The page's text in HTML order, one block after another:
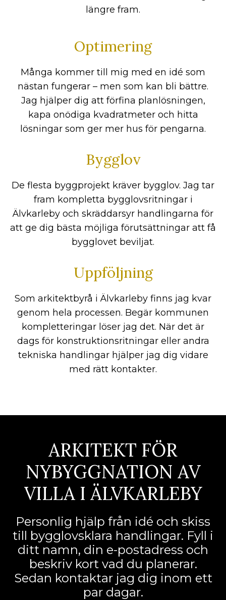
längre fram.
Optimering
Många kommer till mig med en idé som
nästan fungerar – men som kan bli bättre.
Jag hjälper dig att förfina planlösningen,
kapa onödiga kvadratmeter och hitta
lösningar som ger mer hus för pengarna.
Bygglov
De flesta byggprojekt kräver bygglov. Jag tar
fram kompletta bygglovsritningar i
Älvkarleby och skräddarsyr handlingarna för
att ge dig bästa möjliga förutsättningar att få
bygglovet beviljat.
Uppföljning
Som arkitektbyrå i Älvkarleby finns jag kvar
genom hela processen. Begär kommunen
kompletteringar löser jag det. När det är
dags för konstruktionsritningar eller andra
tekniska handlingar hjälper jag dig vidare
med rätt kontakter.
ARKITEKT FÖR
NYBYGGNATION AV
VILLA I ÄLVKARLEBY
Personlig hjälp från idé och skiss
till bygglovsklara handlingar. Fyll i
ditt namn, din e-postadress och
beskriv kort vad du planerar.
Sedan kontaktar jag dig inom ett
par dagar.